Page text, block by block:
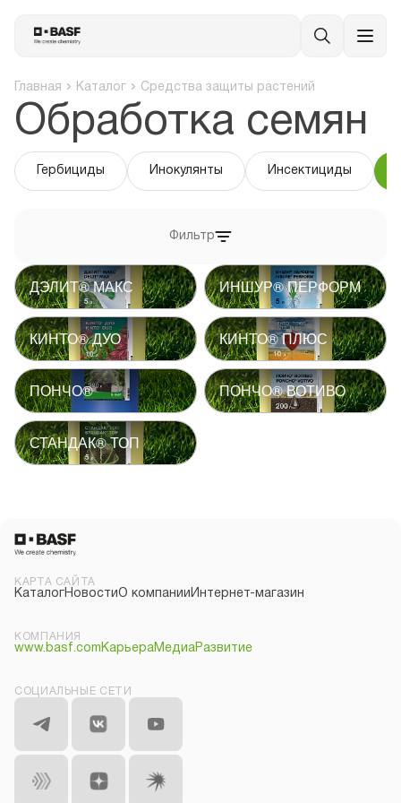
Главная Каталог Средства защиты растений
Обработка семян
Гербициды Инокулянты Инсектициды
Фильтр
ДЭЛИТ® МАКС ИНШУР® ПЕРФОРМ
КИНТО® ДУО КИНТО® ПЛЮС
ПОНЧО® ПОНЧО® ВОТИВО
СТАНДАК® ТОП
КАРТА САЙТА
КаталогНовостиО компании Интернет-магазин
КОМПАНИЯ
www.basf.com КарьераМедиаРазвитие
СОЦИАЛЬНЫЕ СЕТИ